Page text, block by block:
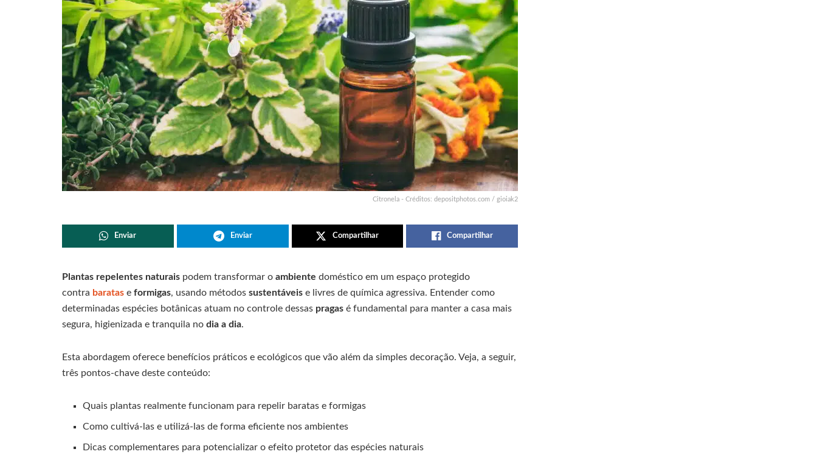
Citronela - Créditos: depositphotos.com / gioiak2
Enviar Enviar Compartilhar Compartilhar
Plantas repelentes naturais podem transformar o ambiente doméstico em um espaço protegido
contra baratas e formigas, usando métodos sustentáveis e livres de química agressiva. Entender como
determinadas espécies botânicas atuam no controle dessas pragas é fundamental para manter a casa mais
segura, higienizada e tranquila no dia a dia.
Esta abordagem oferece benefícios práticos e ecológicos que vão além da simples decoração. Veja, a seguir,
três pontos-chave deste conteúdo:
Quais plantas realmente funcionam para repelir baratas e formigas
Como cultivá-las e utilizá-las de forma eficiente nos ambientes
Dicas complementares para potencializar o efeito protetor das espécies naturais